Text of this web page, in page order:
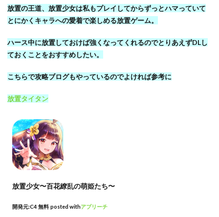
放置の王道、放置少女は私もプレイしてからずっとハマっていて
とにかくキャラへの愛着で楽しめる放置ゲーム。
ハース中に放置しておけば強くなってくれるのでとりあえずDLし
ておくことをおすすめしたい。
こちらで攻略ブログもやっているのでよければ参考に
放置タイタン
放置少女〜百花繚乱の萌姫たち〜
開発元:C4 無料 posted withアプリーチ